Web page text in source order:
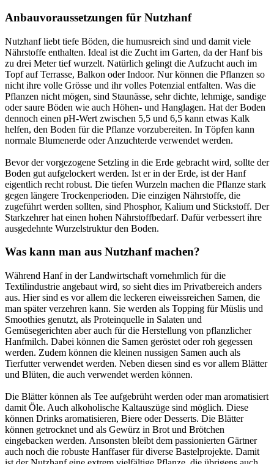
Anbauvoraussetzungen für Nutzhanf
Nutzhanf liebt tiefe Böden, die humusreich sind und damit viele
Nährstoffe enthalten. Ideal ist die Zucht im Garten, da der Hanf bis
zu drei Meter tief wurzelt. Natürlich gelingt die Aufzucht auch im
Topf auf Terrasse, Balkon oder Indoor. Nur können die Pflanzen so
nicht ihre volle Grösse und ihr volles Potenzial entfalten. Was die
Pflanzen nicht mögen, sind Staunässe, sehr dichte, lehmige, sandige
oder saure Böden wie auch Höhen- und Hanglagen. Hat der Boden
dennoch einen pH-Wert zwischen 5,5 und 6,5 kann etwas Kalk
helfen, den Boden für die Pflanze vorzubereiten. In Töpfen kann
normale Blumenerde oder Anzuchterde verwendet werden.
Bevor der vorgezogene Setzling in die Erde gebracht wird, sollte der
Boden gut aufgelockert werden. Ist er in der Erde, ist der Hanf
eigentlich recht robust. Die tiefen Wurzeln machen die Pflanze stark
gegen längere Trockenperioden. Die einzigen Nährstoffe, die
zugeführt werden sollten, sind Phosphor, Kalium und Stickstoff. Der
Starkzehrer hat einen hohen Nährstoffbedarf. Dafür verbessert ihre
ausgedehnte Wurzelstruktur den Boden.
Was kann man aus Nutzhanf machen?
Während Hanf in der Landwirtschaft vornehmlich für die
Textilindustrie angebaut wird, so sieht dies im Privatbereich anders
aus. Hier sind es vor allem die leckeren eiweissreichen Samen, die
man später verzehren kann. Sie werden als Topping für Müslis und
Smoothies genutzt, als Proteinquelle in Salaten und
Gemüsegerichten aber auch für die Herstellung von pflanzlicher
Hanfmilch. Dabei können die Samen geröstet oder roh gegessen
werden. Zudem können die kleinen nussigen Samen auch als
Tierfutter verwendet werden. Neben diesen sind es vor allem Blätter
und Blüten, die auch verwendet werden können.
Die Blätter können als Tee aufgebrüht werden oder man aromatisiert
damit Öle. Auch alkoholische Kaltauszüge sind möglich. Diese
können Drinks aromatisieren, Biere oder Desserts. Die Blätter
können getrocknet und als Gewürz in Brot und Brötchen
eingebacken werden. Ansonsten bleibt dem passionierten Gärtner
auch noch die robuste Hanffaser für diverse Bastelprojekte. Damit